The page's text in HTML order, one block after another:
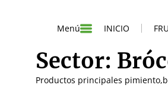
Menú INICIO
Sector:
Productos principales